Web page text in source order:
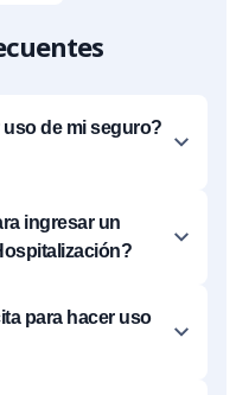
de mi seguro?
ingresar un
para hacer uso